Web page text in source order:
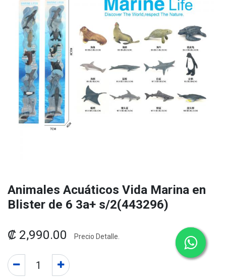
Animales Acuáticos Vida Marina en
Blister de 6 3a+ s/2(443296)
₡ 2,990.00 Precio Detalle.